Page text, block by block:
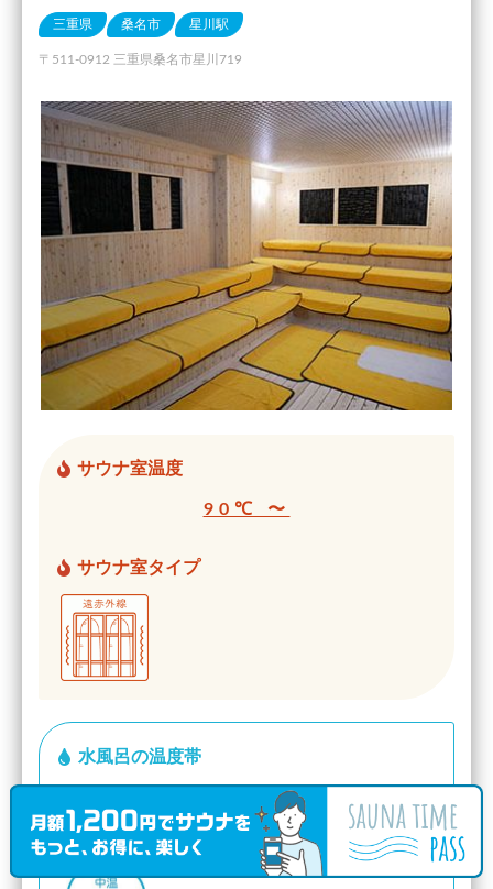
三重県 桑名市 星川駅
〒511-0912 三重県桑名市星川719
サウナ室温度
90℃ 〜
サウナ室タイプ
水風呂の温度帯